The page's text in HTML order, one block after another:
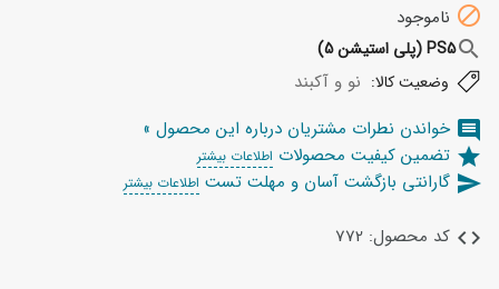
 ناموجود
searchPS5 (پلی استیشن 5)
وضعیت کالا: نو و آکبند
comment خواندن نطرات مشتریان درباره این محصول »
star تضمین کیفیت محصولات اطلاعات بیشتر
send گارانتی بازگشت آسان و مهلت تست اطلاعات بیشتر
code کد محصول: 772